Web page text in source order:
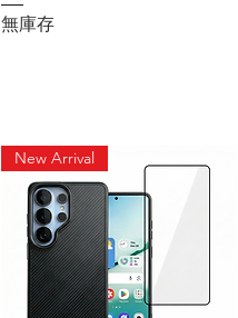
無庫存
New Arrival